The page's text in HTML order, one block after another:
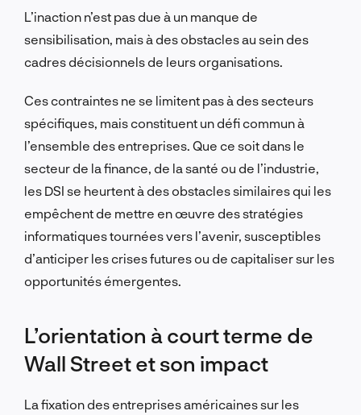
L’inaction n’est pas due à un manque de
sensibilisation, mais à des obstacles au sein des
cadres décisionnels de leurs organisations.
Ces contraintes ne se limitent pas à des secteurs
spécifiques, mais constituent un défi commun à
l’ensemble des entreprises. Que ce soit dans le
secteur de la finance, de la santé ou de l’industrie,
les DSI se heurtent à des obstacles similaires qui les
empêchent de mettre en œuvre des stratégies
informatiques tournées vers l’avenir, susceptibles
d’anticiper les crises futures ou de capitaliser sur les
opportunités émergentes.
L’orientation à court terme de
Wall Street et son impact
La fixation des entreprises américaines sur les